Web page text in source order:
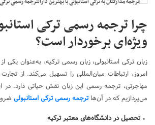
چرا ترجمه رسمی ترکی
ویژه‌ای برخوردار است؟
زبان ترکی استانبولی، زبان رسمی ترکیه، به‌عنوان یکی
امروز، ارتباطات میان‌المللی را تسهیل می‌کند. از
مهاجرتی، ترجمه رسمی این زبان نقش حیاتی دارد. در
می‌پردازیم که در آن‌هاترجمه رسمی ترکی استانبولی
تحصیل در دانشگاه‌های معتبر ترکیه